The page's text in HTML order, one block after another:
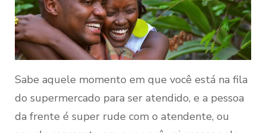
Sabe aquele momento em que você está na fila
do supermercado para ser atendido, e a pessoa
da frente é super rude com o atendente, ou